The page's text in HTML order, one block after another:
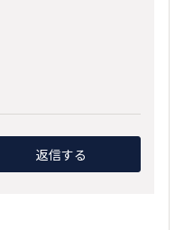
返信する